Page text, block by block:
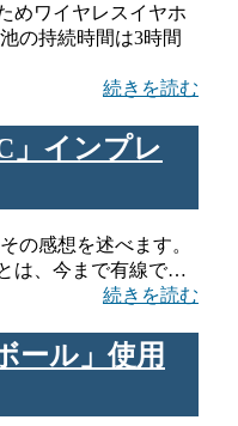
めワイヤレスイヤホ
の持続時間は3時間
続きを読む
」インプレ
の感想を述べます。
は、今まで有線で…
続きを読む
ール」使用